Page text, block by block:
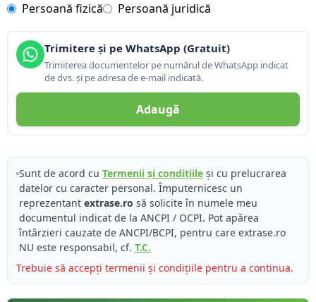
Persoană fizică
Persoană juridică
Trimitere și pe WhatsApp (Gratuit)
Trimiterea documentelor pe numărul de WhatsApp indicat
de dvs. și pe adresa de e-mail indicată.
Adaugă
Sunt de acord cu Termenii și condițiileși cu prelucrarea
datelor cu caracter personal. Împuternicesc un
reprezentant extrase.ro să solicite în numele meu
documentul indicat de la ANCPI / OCPI. Pot apărea
întârzieri cauzate de ANCPI/BCPI, pentru care extrase.ro
NU este responsabil, cf. T.C.
Trebuie să accepți termenii și condițiile pentru a continua.